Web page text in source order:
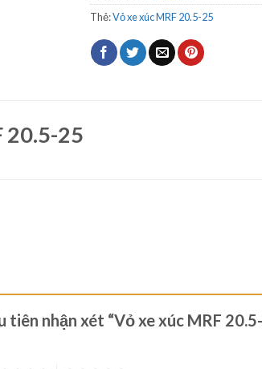
Thẻ:Vỏ xe xúc MRF 20.5-25
20.5-25
tiên nhận xét “Vỏ xe xúc MRF